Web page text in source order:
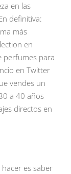
en las
definitiva:
más
en
perfumes para
en Twitter
vendes un
a 40 años
directos en
es saber